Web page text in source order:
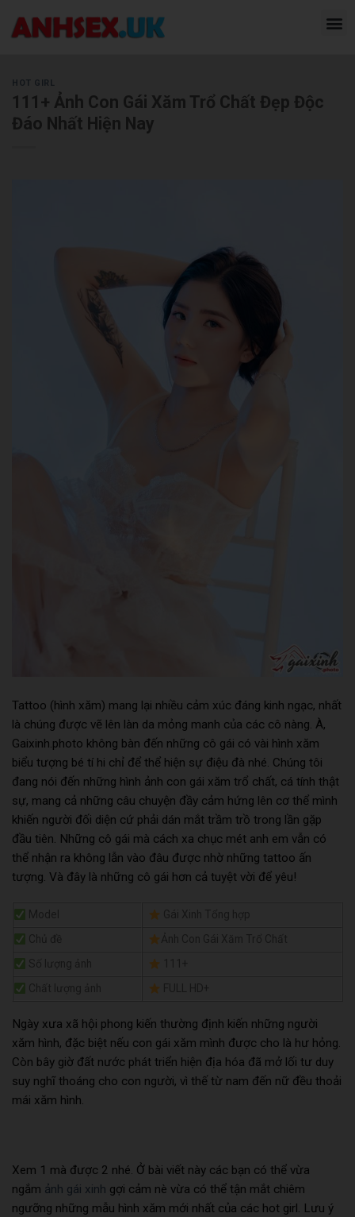
HOT GIRL
111+ Ảnh Con Gái Xăm Trổ Chất Đẹp Độc
Đáo Nhất Hiện Nay
Tattoo (hình xăm) mang lại nhiều cảm xúc đáng kinh ngạc, nhất
là chúng được vẽ lên làn da mỏng manh của các cô nàng. À,
Gaixinh.photo không bàn đến những cô gái có vài hình xăm
biểu tượng bé tí hi chỉ để thể hiện sự điệu đà nhé. Chúng tôi
đang nói đến những hình ảnh con gái xăm trổ chất, cá tính thật
sự, mang cả những câu chuyện đầy cảm hứng lên cơ thể mình
khiến người đối diện cứ phải dán mắt trầm trồ trong lần gặp
đầu tiên. Những cô gái mà cách xa chục mét anh em vẫn có
thể nhận ra không lẫn vào đâu được nhờ những tattoo ấn
tượng. Và đây là những cô gái hơn cả tuyệt vời để yêu!
Ngày xưa xã hội phong kiến thường định kiến những người
xăm hình, đặc biệt nếu con gái xăm mình được cho là hư hỏng.
Còn bây giờ đất nước phát triển hiện địa hóa đã mở lối tư duy
suy nghĩ thoáng cho con người, vì thế từ nam đến nữ đều thoải
mái xăm hình.
Xem 1 mà được 2 nhé. Ở bài viết này các bạn có thể vừa
ngắm ảnh gái xinh gợi cảm nè vừa có thể tận mắt chiêm
ngưỡng những mẫu hình xăm mới nhất của các hot girl. Lưu ý